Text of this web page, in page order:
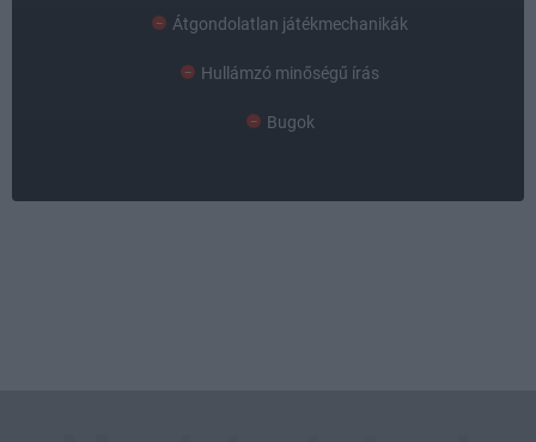
Átgondolatlan játékmechanikák
Hullámzó minőségű írás
Bugok